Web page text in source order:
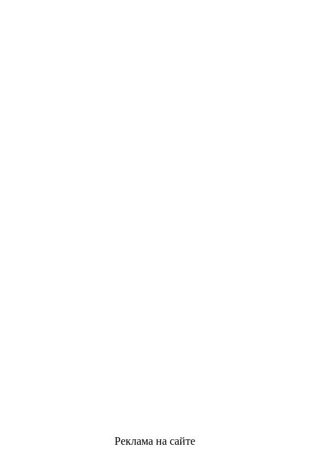
Реклама на сайте